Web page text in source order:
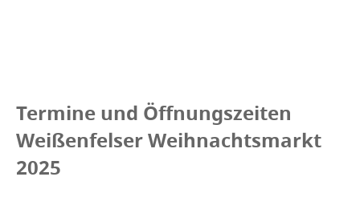
Termine und Öffnungszeiten
Weißenfelser Weihnachtsmarkt
2025